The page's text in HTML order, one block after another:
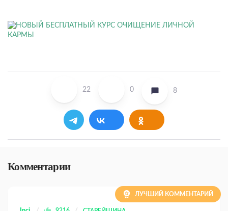
22 0 8
Комментарии
ЛУЧШИЙ КОММЕНТАРИЙ